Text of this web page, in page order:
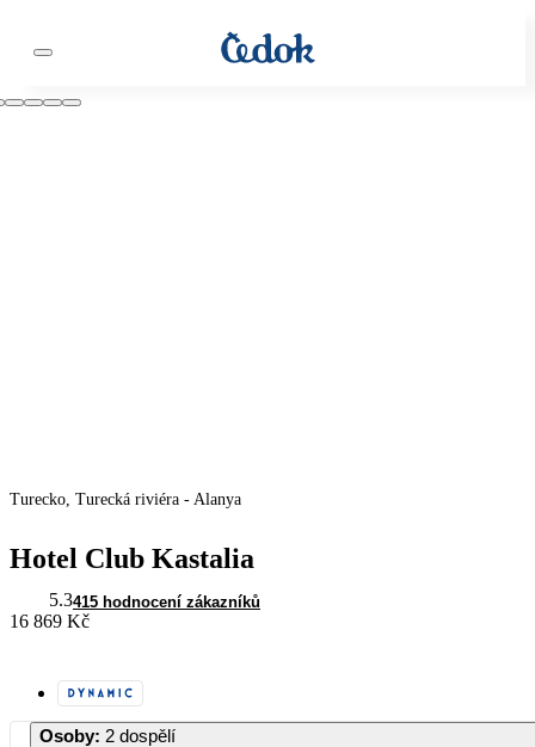
Turecko, Turecká riviéra - Alanya
Hotel Club Kastalia
5.3415 hodnocení zákazníků
16 869 Kč
Osoby: 2 dospělí